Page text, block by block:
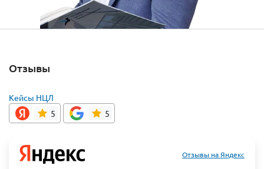
Отзывы
Кейсы НЦЛ
5
5
Отзывы на Яндекс